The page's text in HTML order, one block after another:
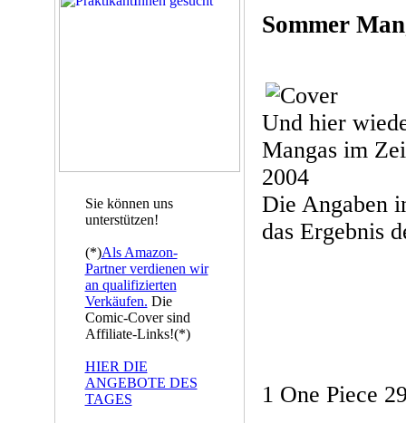
Sie können uns
unterstützen!
(*)Als Amazon-
Partner verdienen wir
an qualifizierten
Verkäufen. Die
Comic-Cover sind
Affiliate-Links!(*)
HIER DIE
ANGEBOTE DES
TAGES
Sommer
Und hier
Mangas im
2004
Die Angaben
das Ergebnis
1 One Piece